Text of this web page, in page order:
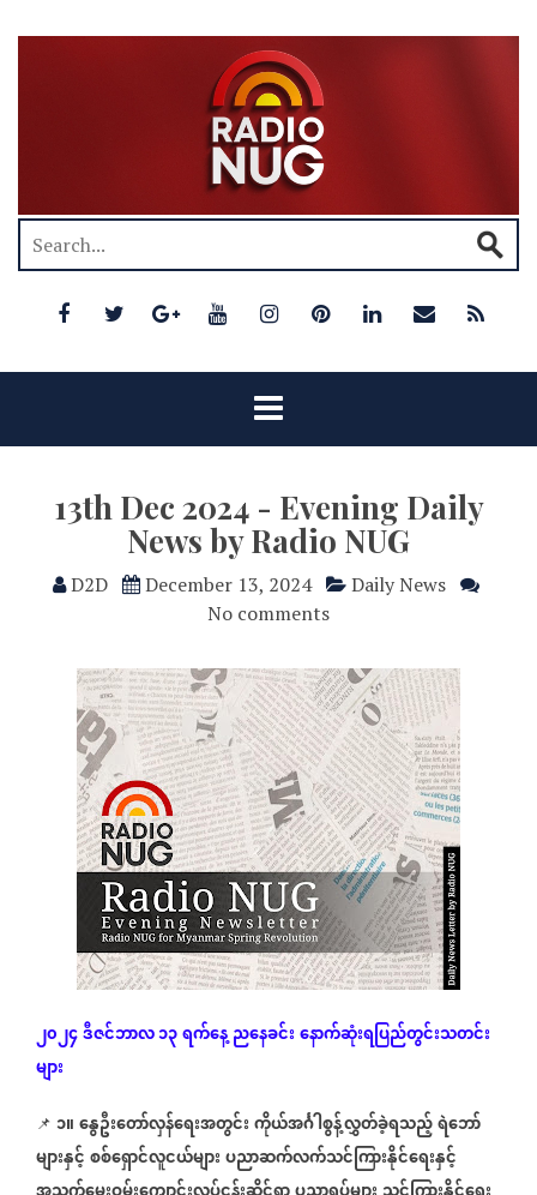
13th Dec 2024 - Evening Daily
News by Radio NUG
D2D December 13, 2024
Daily News
No comments
၂၀၂၄ဒီဇင်ဘာလ ၁၃ရက်နေ့ညနေခင်းနောက်ဆုံးရပြည်တွင်းသတင်း
များ
📌 ၁။နွေဦးတော်လှန်ရေးအတွင်းကိုယ်အင်္ဂါစွန့်လွှတ်ခဲ့ရသည့်ရဲဘော်
များနှင့်စစ်ရှောင်လူငယ်များပညာဆက်လက်သင်ကြားနိုင်ရေးနှင့်